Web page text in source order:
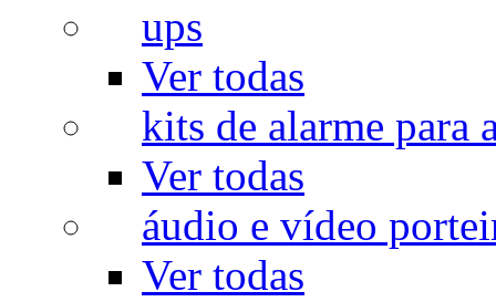
ups
Ver todas
kits de alarme para
Ver todas
áudio e vídeo
Ver todas